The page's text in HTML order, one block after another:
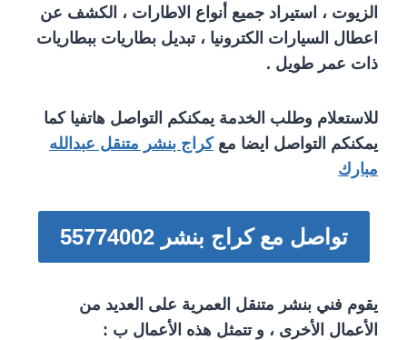
الزيوت ، استيراد جميع أنواع الاطارات ، الكشف عن
اعطال السيارات الكترونيا ، تبديل بطاريات ببطاريات
ذات عمر طويل .
للاستعلام وطلب الخدمة يمكنكم التواصل هاتفيا كما
يمكنكم التواصل ايضا معكراج بنشر متنقل عبدالله
مبارك
تواصل مع كراج بنشر 55774002‬
يقوم فني بنشر متنقل العمرية على العديد من
الأعمال الأخرى ، و تتمثل هذه الأعمال ب :